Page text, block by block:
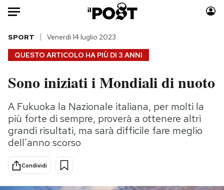
Auto
HOME
Italia
Politica
Tecnologia
Internet
Scienza
Cultura
Economia
Moda
Consumismi
Storie/Idee
Altrecose
QUESTO ARTICOLO HA PIÙ DI 3 ANNI
SPORT Venerdì 14 luglio 2023
Sono iniziati i Mondiali di nuoto
A Fukuoka la Nazionale italiana, per molti la
più forte di sempre, proverà a ottenere altri
grandi risultati, ma sarà difficile fare meglio
dell'anno scorso
Condividi